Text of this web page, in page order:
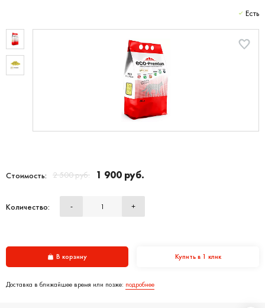
Есть
Стоимость: 2 500 руб. 1 900 руб.
Количество: - +
В корзину Купить в 1 клик
Доставка в ближайшее время или позже: подробнее